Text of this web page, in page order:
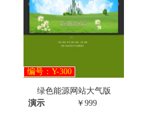
编号：Y-300
绿色能源网站大气版
演示
￥999